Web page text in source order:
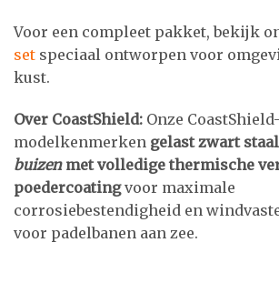
Voor een compleet pakket, bekijk
set speciaal ontworpen voor
kust.
Over CoastShield: Onze CoastShield-
modelkenmerken gelast zwart staal
buizenmet volledige thermische
poedercoatingvoor maximale
corrosiebestendigheid en
voor padelbanen aan zee.